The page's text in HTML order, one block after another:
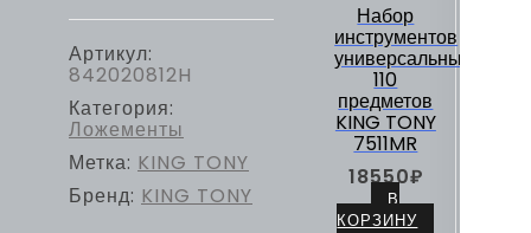
Артикул:
842020812H
Категория:
Ложементы
Метка: KING TONY
Бренд: KING TONY
Набор
инструментов
универсальный,
110
предметов
KING TONY
7511MR
18550₽
В
КОРЗИНУ